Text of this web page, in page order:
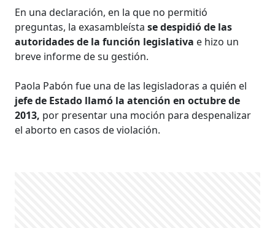
En una declaración, en la que no permitió
preguntas, la exasambleístase despidió de las
autoridades de la función legislativa e hizo un
breve informe de su gestión.
Paola Pabón fue una de las legisladoras a quién el
jefe de Estado llamó la atención en octubre de
2013, por presentar una moción para despenalizar
el aborto en casos de violación.